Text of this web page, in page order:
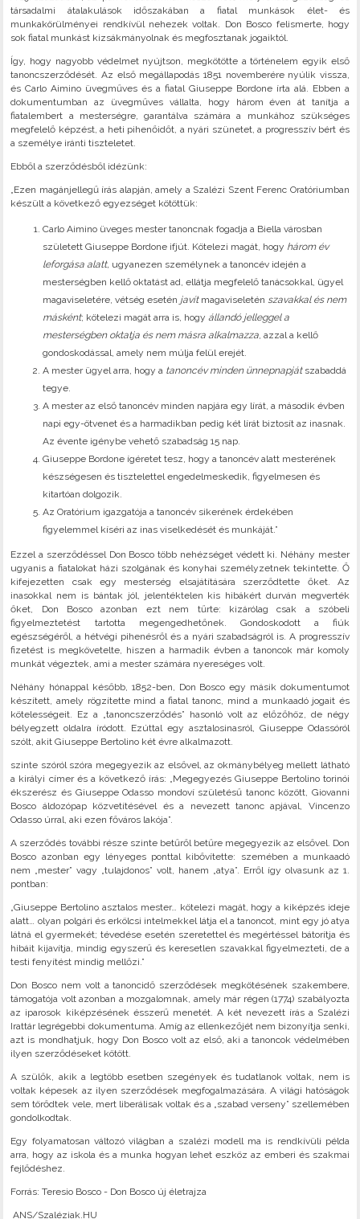
társadalmi átalakulások időszakában a fiatal munkások élet- és
munkakörülményei rendkívül nehezek voltak. Don Bosco felismerte, hogy
sok fiatal munkást kizsákmányolnak és megfosztanak jogaiktól.
Így, hogy nagyobb védelmet nyújtson, megkötötte a történelem egyik első
tanoncszerződését. Az első megállapodás 1851 novemberére nyúlik vissza,
és Carlo Aimino üvegműves és a fiatal Giuseppe Bordone írta alá. Ebben a
dokumentumban az üvegműves vállalta, hogy három éven át tanítja a
fiatalembert a mesterségre, garantálva számára a munkához szükséges
megfelelő képzést, a heti pihenőidőt, a nyári szünetet, a progresszív bért és
a személye iránti tiszteletet.
Ebből a szerződésből idézünk:
„Ezen magánjellegű írás alapján, amely a Szalézi Szent Ferenc Oratóriumban
készült a következő egyezséget kötöttük:
Carlo Aimino üveges mester tanoncnak fogadja a Biella városban
született Giuseppe Bordone ifjút. Kötelezi magát, hogy három év
leforgása alatt, ugyanezen személynek a tanoncév idején a
mesterségben kellő oktatást ad, ellátja megfelelő tanácsokkal, ügyel
magaviseletére, vétség esetén javítmagaviseletén szavakkal és nem
másként; kötelezi magát arra is, hogyállandó jelleggel a
mesterségben oktatja és nem másra alkalmazza, azzal a kellő
gondoskodással, amely nem múlja felül erejét.
A mester ügyel arra, hogy a tanoncév minden ünnepnapjátszabaddá
tegye.
A mester az első tanoncév minden napjára egy lírát, a második évben
napi egy-ötvenet és a harmadikban pedig két lírát biztosít az inasnak.
Az évente igénybe vehető szabadság 15 nap.
Giuseppe Bordone ígéretet tesz, hogy a tanoncév alatt mesterének
készségesen és tisztelettel engedelmeskedik, figyelmesen és
kitartóan dolgozik.
Az Oratórium igazgatója a tanoncév sikerének érdekében
figyelemmel kíséri az inas viselkedését és munkáját.”
Ezzel a szerződéssel Don Bosco több nehézséget védett ki. Néhány mester
ugyanis a fiatalokat házi szolgának és konyhai személyzetnek tekintette. Ő
kifejezetten csak egy mesterség elsajátítására szerződtette őket. Az
inasokkal nem is bántak jól, jelentéktelen kis hibákért durván megverték
őket, Don Bosco azonban ezt nem tűrte: kizárólag csak a szóbeli
figyelmeztetést tartotta megengedhetőnek. Gondoskodott a fiúk
egészségéről, a hétvégi pihenésről és a nyári szabadságról is. A progresszív
fizetést is megkövetelte, hiszen a harmadik évben a tanoncok már komoly
munkát végeztek, ami a mester számára nyereséges volt.
Néhány hónappal később, 1852-ben, Don Bosco egy másik dokumentumot
készített, amely rögzítette mind a fiatal tanonc, mind a munkaadó jogait és
kötelességeit. Ez a „tanoncszerződés” hasonló volt az előzőhöz, de négy
bélyegzett oldalra íródott. Ezúttal egy asztalosinasról, Giuseppe Odassóról
szólt, akit Giuseppe Bertolino két évre alkalmazott.
szinte szóról szóra megegyezik az elsővel, az okmánybélyeg mellett látható
a királyi címer és a következő írás: „Megegyezés Giuseppe Bertolino torinói
ékszerész és Giuseppe Odasso mondoví születésű tanonc között, Giovanni
Bosco áldozópap közvetítésével és a nevezett tanonc apjával, Vincenzo
Odasso úrral, aki ezen főváros lakója”.
A szerződés további része szinte betűről betűre megegyezik az elsővel. Don
Bosco azonban egy lényeges ponttal kibővítette: szemében a munkaadó
nem „mester” vagy „tulajdonos” volt, hanem „atya”. Erről így olvasunk az 1.
pontban:
„Giuseppe Bertolino asztalos mester… kötelezi magát, hogy a kiképzés ideje
alatt… olyan polgári és erkölcsi intelmekkel látja el a tanoncot, mint egy jó atya
látná el gyermekét; tévedése esetén szeretettel és megértéssel bátorítja és
hibáit kijavítja, mindig egyszerű és keresetlen szavakkal figyelmezteti, de a
testi fenyítést mindig mellőzi.”
Don Bosco nem volt a tanoncidő szerződések megkötésének szakembere,
támogatója volt azonban a mozgalomnak, amely már régen (1774) szabályozta
az iparosok kiképzésének ésszerű menetét. A két nevezett írás a Szalézi
Irattár legrégebbi dokumentuma. Amíg az ellenkezőjét nem bizonyítja senki,
azt is mondhatjuk, hogy Don Bosco volt az első, aki a tanoncok védelmében
ilyen szerződéseket kötött.
A szülők, akik a legtöbb esetben szegények és tudatlanok voltak, nem is
voltak képesek az ilyen szerződések megfogalmazására. A világi hatóságok
sem törődtek vele, mert liberálisak voltak és a „szabad verseny” szellemében
gondolkodtak.
Egy folyamatosan változó világban a szalézi modell ma is rendkívüli példa
arra, hogy az iskola és a munka hogyan lehet eszköz az emberi és szakmai
fejlődéshez.
Forrás: Teresio Bosco - Don Bosco új életrajza
ANS/Szaléziak.HU